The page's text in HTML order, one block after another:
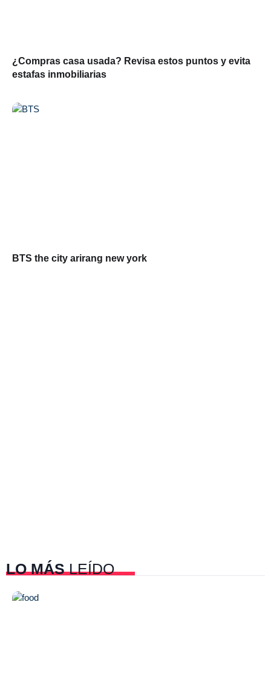
¿Compras casa usada? Revisa estos puntos y evita
estafas inmobiliarias
BTS the city arirang new york
LO MÁSLEÍDO